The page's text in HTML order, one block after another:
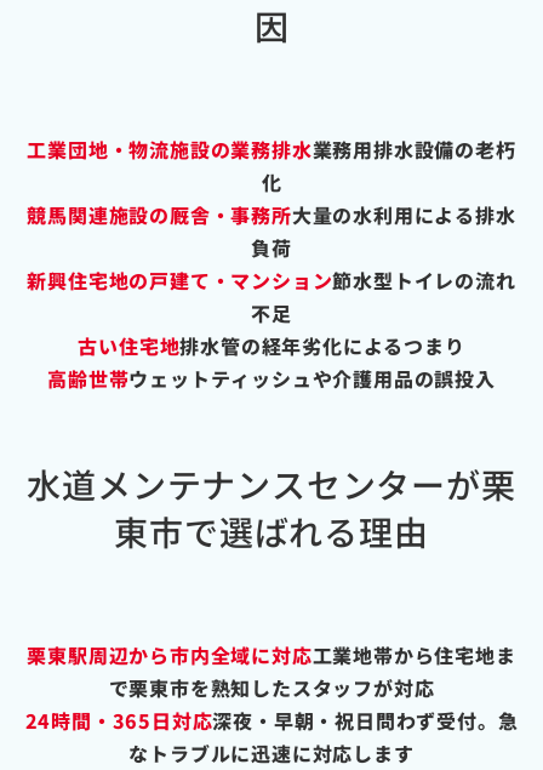
因
工業団地・物流施設の業務排水業務用排水設備の老朽
化
競馬関連施設の厩舎・事務所大量の水利用による排水
負荷
新興住宅地の戸建て・マンション節水型トイレの流れ
不足
古い住宅地排水管の経年劣化によるつまり
高齢世帯ウェットティッシュや介護用品の誤投入
水道メンテナンスセンターが栗
東市で選ばれる理由
栗東駅周辺から市内全域に対応工業地帯から住宅地ま
で栗東市を熟知したスタッフが対応
24時間・365日対応深夜・早朝・祝日問わず受付。急
なトラブルに迅速に対応します